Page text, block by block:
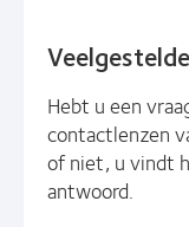
Hebt u een
contactlenzen
of niet, u vindt
antwoord.